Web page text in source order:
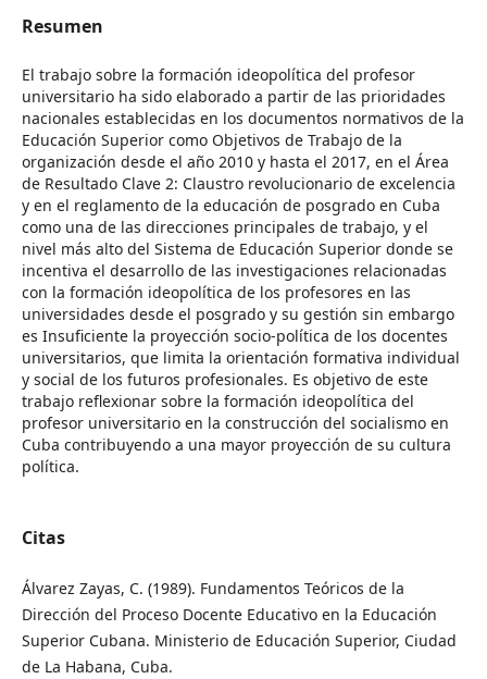
Resumen
El trabajo sobre la formación ideopolítica del profesor
universitario ha sido elaborado a partir de las prioridades
nacionales establecidas en los documentos normativos de la
Educación Superior como Objetivos de Trabajo de la
organización desde el año 2010 y hasta el 2017, en el Área
de Resultado Clave 2: Claustro revolucionario de excelencia
y en el reglamento de la educación de posgrado en Cuba
como una de las direcciones principales de trabajo, y el
nivel más alto del Sistema de Educación Superior donde se
incentiva el desarrollo de las investigaciones relacionadas
con la formación ideopolítica de los profesores en las
universidades desde el posgrado y su gestión sin embargo
es Insuficiente la proyección socio-política de los docentes
universitarios, que limita la orientación formativa individual
y social de los futuros profesionales. Es objetivo de este
trabajo reflexionar sobre la formación ideopolítica del
profesor universitario en la construcción del socialismo en
Cuba contribuyendo a una mayor proyección de su cultura
política.
Citas
Álvarez Zayas, C. (1989). Fundamentos Teóricos de la
Dirección del Proceso Docente Educativo en la Educación
Superior Cubana. Ministerio de Educación Superior, Ciudad
de La Habana, Cuba.